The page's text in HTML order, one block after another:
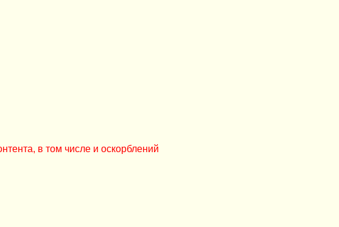
в том числе и оскорблений